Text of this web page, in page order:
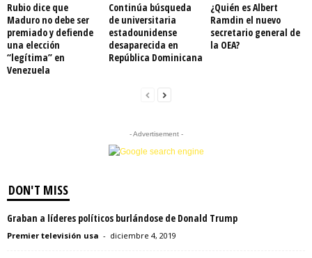
Rubio dice que
Maduro no debe ser
premiado y defiende
una elección
“legítima” en
Venezuela
Continúa búsqueda
de universitaria
estadounidense
desaparecida en
República Dominicana
¿Quién es Albert
Ramdin el nuevo
secretario general de
la OEA?
- Advertisement -
DON'T MISS
Graban a líderes políticos burlándose de Donald Trump
Premier televisión usa - diciembre 4, 2019